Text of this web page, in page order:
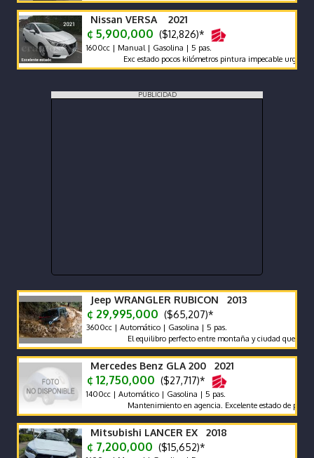
Nissan VERSA 2021
¢ 5,900,000 ($12,826)*
1600cc | Manual | Gasolina | 5 pas.
Exc estado pocos kilómetros pintura impecable urge vender
PUBLICIDAD
Jeep WRANGLER RUBICON 2013
¢ 29,995,000 ($65,207)*
3600cc | Automático | Gasolina | 5 pas.
El equilibro perfecto entre montaña y ciudad que atrae
Mercedes Benz GLA 200 2021
¢ 12,750,000 ($27,717)*
1400cc | Automático | Gasolina | 5 pas.
Mantenimiento en agencia. Excelente estado de pintura.
Mitsubishi LANCER EX 2018
¢ 7,200,000 ($15,652)*